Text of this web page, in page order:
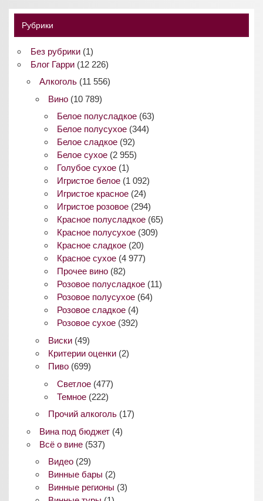
Рубрики
Без рубрики(1)
Блог Гарри(12 226)
Алкоголь(11 556)
Вино(10 789)
Белое полусладкое (63)
Белое полусухое (344)
Белое сладкое (92)
Белое сухое (2 955)
Голубое сухое (1)
Игристое белое (1 092)
Игристое красное (24)
Игристое розовое (294)
Красное полусладкое (65)
Красное полусухое (309)
Красное сладкое (20)
Красное сухое (4 977)
Прочее вино (82)
Розовое полусладкое (11)
Розовое полусухое (64)
Розовое сладкое (4)
Розовое сухое (392)
Виски(49)
Критерии оценки(2)
Пиво(699)
Светлое (477)
Темное (222)
Прочий алкоголь(17)
Вина под бюджет(4)
Всё о вине(537)
Видео(29)
Винные бары (2)
Винные регионы (3)